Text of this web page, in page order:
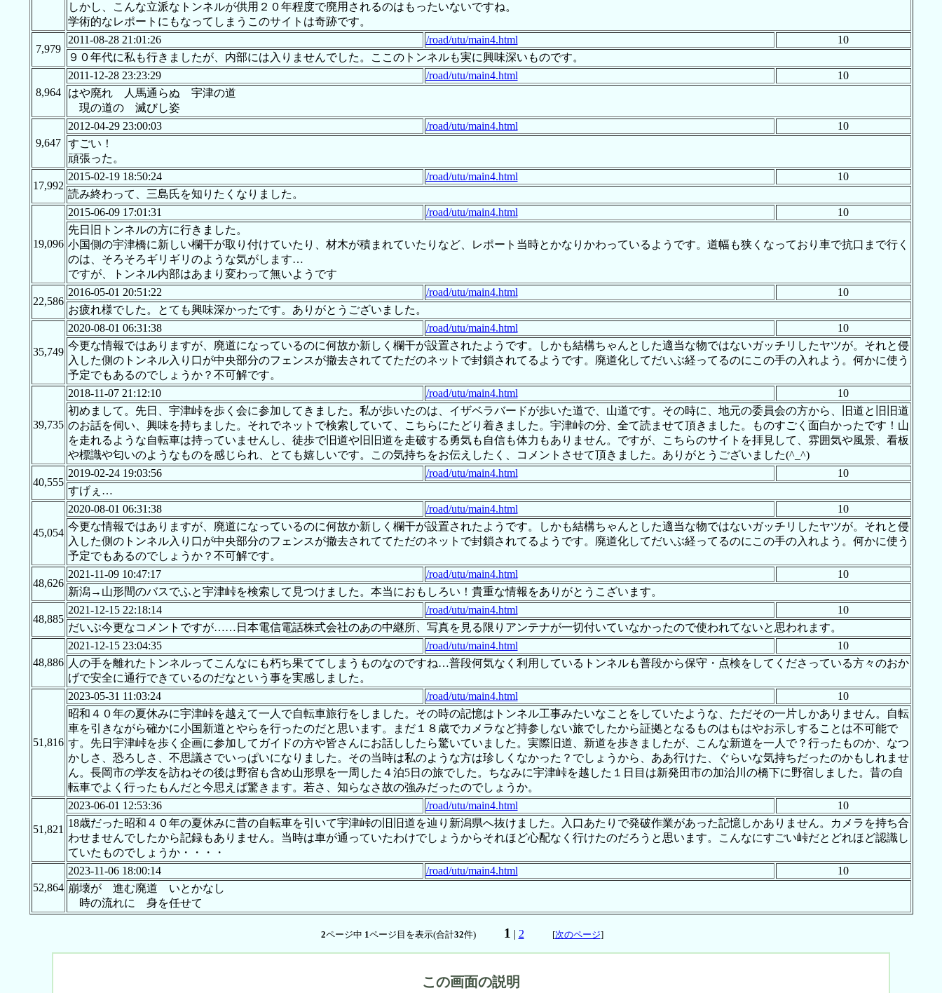
しかし、こんな立派なトンネルが供用２０年程度で廃用されるのはもったいないですね。
学術的なレポートにもなってしまうこのサイトは奇跡です。
7,979
2011-08-28 21:01:26 /road/utu/main4.html
10
９０年代に私も行きましたが、内部には入りませんでした。ここのトンネルも実に興味深いものです。
8,964
2011-12-28 23:23:29 /road/utu/main4.html
10
はや廃れ 人馬通らぬ 宇津の道
現の道の 滅びし姿
9,647
2012-04-29 23:00:03 /road/utu/main4.html
10
すごい！
頑張った。
17,992
2015-02-19 18:50:24 /road/utu/main4.html
10
読み終わって、三島氏を知りたくなりました。
19,096
2015-06-09 17:01:31 /road/utu/main4.html
10
先日旧トンネルの方に行きました。
小国側の宇津橋に新しい欄干が取り付けていたり、材木が積まれていたりなど、レポート当時とかなりかわっているようです。道幅も狭くなっており車で抗口まで行く
のは、そろそろギリギリのような気がします…
ですが、トンネル内部はあまり変わって無いようです
22,586
2016-05-01 20:51:22 /road/utu/main4.html
10
お疲れ様でした。とても興味深かったです。ありがとうございました。
35,749
2020-08-01 06:31:38 /road/utu/main4.html
10
今更な情報ではありますが、廃道になっているのに何故か新しく欄干が設置されたようです。しかも結構ちゃんとした適当な物ではないガッチリしたヤツが。それと侵
入した側のトンネル入り口が中央部分のフェンスが撤去されててただのネットで封鎖されてるようです。廃道化してだいぶ経ってるのにこの手の入れよう。何かに使う
予定でもあるのでしょうか？不可解です。
39,735
2018-11-07 21:12:10 /road/utu/main4.html
10
初めまして。先日、宇津峠を歩く会に参加してきました。私が歩いたのは、イザベラバードが歩いた道で、山道です。その時に、地元の委員会の方から、旧道と旧旧道
のお話を伺い、興味を持ちました。それでネットで検索していて、こちらにたどり着きました。宇津峠の分、全て読ませて頂きました。ものすごく面白かったです！山
を走れるような自転車は持っていませんし、徒歩で旧道や旧旧道を走破する勇気も自信も体力もありません。ですが、こちらのサイトを拝見して、雰囲気や風景、看板
や標識や匂いのようなものを感じられ、とても嬉しいです。この気持ちをお伝えしたく、コメントさせて頂きました。ありがとうございました(^_^)
40,555
2019-02-24 19:03:56 /road/utu/main4.html
10
すげぇ…
45,054
2020-08-01 06:31:38 /road/utu/main4.html
10
今更な情報ではありますが、廃道になっているのに何故か新しく欄干が設置されたようです。しかも結構ちゃんとした適当な物ではないガッチリしたヤツが。それと侵
入した側のトンネル入り口が中央部分のフェンスが撤去されててただのネットで封鎖されてるようです。廃道化してだいぶ経ってるのにこの手の入れよう。何かに使う
予定でもあるのでしょうか？不可解です。
48,626
2021-11-09 10:47:17 /road/utu/main4.html
10
新潟→山形間のバスでふと宇津峠を検索して見つけました。本当におもしろい！貴重な情報をありがとうこざいます。
48,885
2021-12-15 22:18:14 /road/utu/main4.html
10
だいぶ今更なコメントですが……日本電信電話株式会社のあの中継所、写真を見る限りアンテナが一切付いていなかったので使われてないと思われます。
48,886
2021-12-15 23:04:35 /road/utu/main4.html
10
人の手を離れたトンネルってこんなにも朽ち果ててしまうものなのですね…普段何気なく利用しているトンネルも普段から保守・点検をしてくださっている方々のおか
げで安全に通行できているのだなという事を実感しました。
51,816
2023-05-31 11:03:24 /road/utu/main4.html
10
昭和４０年の夏休みに宇津峠を越えて一人で自転車旅行をしました。その時の記憶はトンネル工事みたいなことをしていたような、ただその一片しかありません。自転
車を引きながら確かに小国新道とやらを行ったのだと思います。まだ１８歳でカメラなど持参しない旅でしたから証拠となるものはもはやお示しすることは不可能で
す。先日宇津峠を歩く企画に参加してガイドの方や皆さんにお話ししたら驚いていました。実際旧道、新道を歩きましたが、こんな新道を一人で？行ったものか、なつ
かしさ、恐ろしさ、不思議さでいっぱいになりました。その当時は私のような方は珍しくなかった？でしょうから、ああ行けた、ぐらいな気持ちだったのかもしれませ
ん。長岡市の学友を訪ねその後は野宿も含め山形県を一周した４泊5日の旅でした。ちなみに宇津峠を越した１日目は新発田市の加治川の橋下に野宿しました。昔の自
転車でよく行ったもんだと今思えば驚きます。若さ、知らなさ故の強みだったのでしょうか。
51,821
2023-06-01 12:53:36 /road/utu/main4.html
10
18歳だった昭和４０年の夏休みに昔の自転車を引いて宇津峠の旧旧道を辿り新潟県へ抜けました。入口あたりで発破作業があった記憶しかありません。カメラを持ち合
わせませんでしたから記録もありません。当時は車が通っていたわけでしょうからそれほど心配なく行けたのだろうと思います。こんなにすごい峠だとどれほど認識し
ていたものでしょうか・・・・
52,864
2023-11-06 18:00:14 /road/utu/main4.html
10
崩壊が 進む廃道 いとかなし
時の流れに 身を任せて
2ページ中 1ページ目を表示(合計32件) 1 | 2 [次のページ]
この画面の説明